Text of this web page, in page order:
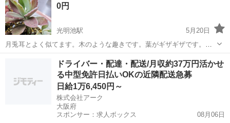
をしっかり防ぎます。 【独自な...
0円
光明池駅
5月20日
月兎耳とよく似てます。木のような趣きです。葉がギザギザです。月
兎耳と同様寒さには弱く、暑さには強いです。写真のは、6センチくら
いです。抜き苗でお渡しします。
岸和田市 光明池駅 その他 月兎耳
ドライバー・配達・配送/月収約37万円活かせ
る中型免許日払いOKの近隣配送急募
日給1万6,450円～
株式会社アーク
大阪府
スポンサー：求人ボックス
08月06日